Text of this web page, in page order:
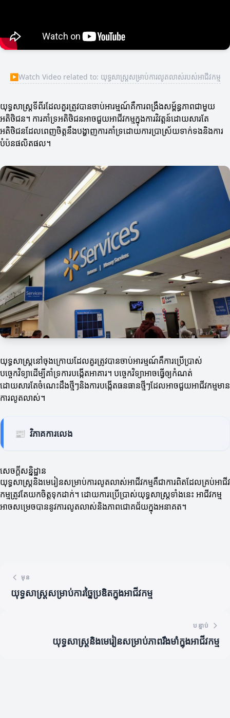
▶Watch Video related to: យុទ្ធសាស្ត្រសម្រាប់ការលូតលាស់របស់អាជីវកម្ម
យុទ្ធសាស្ត្រទីពីរដែលគួរត្រូវបានចាប់អារម្មណ៍គឺការពង្រឹងសម្ព័ន្ធភាពជាមួយ
អតិថិជន។ ការគាំទ្រអតិថិជនអាចជួយអាជីវកម្មក្នុងការវិវត្តន៍ដោយសារតែ
អតិថិជនដែលពេញចិត្តនឹងបង្ហាញការគាំទ្រដោយការប្រាស្រ័យទាក់ទងនិងការ
បំប៉នផលិតផល។
យុទ្ធសាស្ត្រនៅចុងក្រោយដែលគួរត្រូវបានចាប់អារម្មណ៍គឺការប្រើប្រាស់
បច្ចេកវិទ្យាដើម្បីគាំទ្រការបង្កើតអាគារ។ បច្ចេកវិទ្យាអាចធ្វើឲ្យកំណត់
ដោយសារតែចំណេះដឹងថ្មីៗនិងការបង្កើតធនធានថ្មីៗដែលអាចជួយអាជីវកម្មមាន
ការលូតលាស់។
📰 វិភាគការលេង
សេចក្តីសន្និដ្ឋាន
យុទ្ធសាស្ត្រនិងមេរៀនសម្រាប់ការលូតលាស់អាជីវកម្មគឺជាការពិតដែលគ្រប់អាជីវ
កម្មត្រូវតែយកចិត្តទុកដាក់។ ដោយការប្រើប្រាស់យុទ្ធសាស្ត្រទាំងនេះ អាជីវកម្ម
អាចសម្រេចបាននូវការលូតលាស់និងភាពជោគជ័យក្នុងអនាគត។
មុន
យុទ្ធសាស្ត្រសម្រាប់ការច្នៃប្រឌិតក្នុងអាជីវកម្ម
បន្ទាប់
យុទ្ធសាស្ត្រនិងមេរៀនសម្រាប់ភាពរឹងមាំក្នុងអាជីវកម្ម